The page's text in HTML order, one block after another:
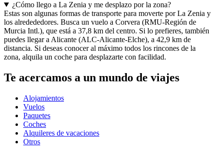
¿Cómo llego a La Zenia y me desplazo por la zona?
Estas son algunas formas de transporte para moverte por La Zenia y
los alredededores. Busca un vuelo a Corvera (RMU-Región de
Murcia Intl.), que está a 37,8 km del centro. Si lo prefieres, también
puedes llegar a Alicante (ALC-Alicante-Elche), a 42,9 km de
distancia. Si deseas conocer al máximo todos los rincones de la
zona, alquila un coche para desplazarte con facilidad.
Te acercamos a un mundo de viajes
Alojamientos
Vuelos
Paquetes
Coches
Alquileres de vacaciones
Otros